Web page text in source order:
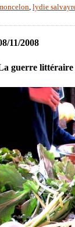
, lydie
11/2008
guerre littéraire